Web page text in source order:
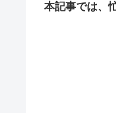
本記事では、